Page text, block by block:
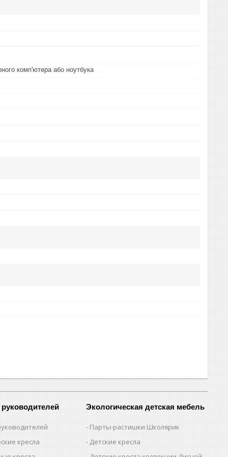
комп'ютера або ноутбука
кресла
Экологическая детская мебель
Парты-растишки Школярик
Детские кресла